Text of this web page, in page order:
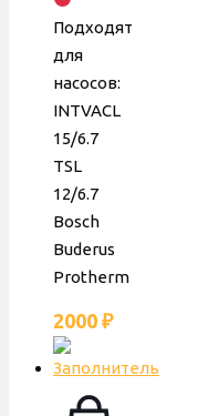
15/6.7,
Bosch,
Protherm,
против
часовой,
40/68/21
Подходят
для
насосов:
INTVACL
15/6.7
TSL
12/6.7
Bosch
Buderus
Protherm
2000 ₽